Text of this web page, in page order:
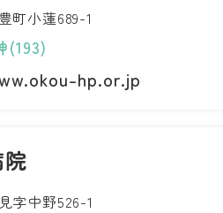
町小蓮689-1
(193)
hp.or.jp
字中野526-1